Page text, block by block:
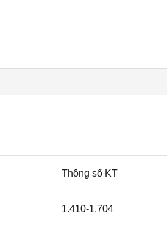
Thông số KT
1.410-1.704